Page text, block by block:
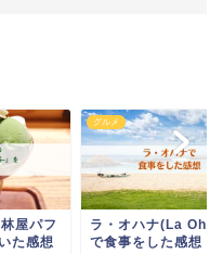
屋パフ
た感想
グルメ
ラ・オハナ(La
で食事をした感想